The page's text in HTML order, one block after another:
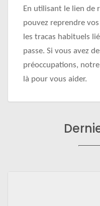
En utilisant le lien de
pouvez reprendre
les tracas habituels
passe. Si vous avez
préoccupations,
là pour vous aider.